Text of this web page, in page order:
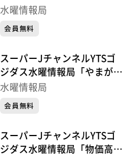
気球で雲海が見たい」
水曜情報局
会員無料
スーパーJチャンネルYTSゴ
ジダス水曜情報局「やまがた
秋のアート特集」
水曜情報局
会員無料
スーパーJチャンネルYTSゴ
ジダス水曜情報局「物価高騰